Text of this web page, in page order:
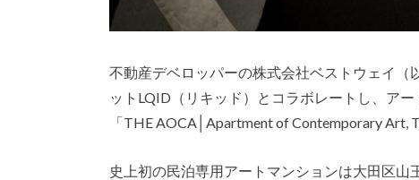
不動産デベロッパーの株式会社ベストウェイ
ットLQID（リキッド）とコラボレートし、ア
「THE AOCA│Apartment of Contemporary Art,
史上初の民泊専用アートマンションは大田区